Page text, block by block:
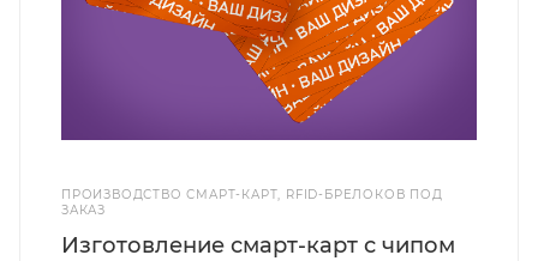
ПРОИЗВОДСТВО СМАРТ-КАРТ, RFID-БРЕЛОКОВ ПОД
ЗАКАЗ
Изготовление смарт-карт с чипом